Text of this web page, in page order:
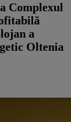
Complexul
a
Oltenia